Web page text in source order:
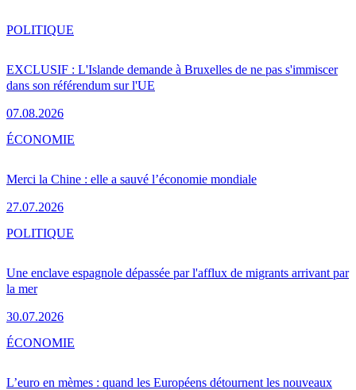
EXCLUSIF : L'Islande demande à Bruxelles de ne pas s'immiscer
dans son référendum sur l'UE
07.08.2026
POLITIQUE
Merci la Chine : elle a sauvé l’économie mondiale
27.07.2026
ÉCONOMIE
Une enclave espagnole dépassée par l'afflux de migrants arrivant par
la mer
30.07.2026
POLITIQUE
L’euro en mèmes : quand les Européens détournent les nouveaux
ÉCONOMIE